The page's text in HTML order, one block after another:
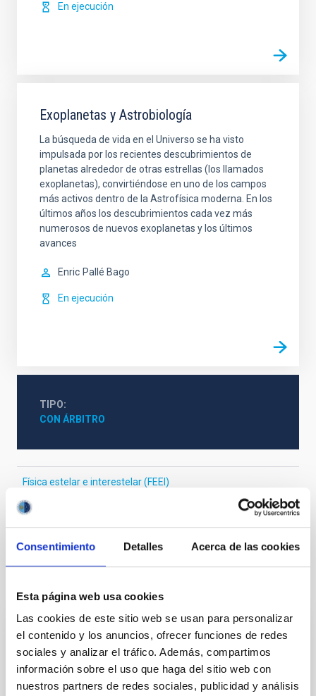
Consentimiento Detalles Acerca de las cookies
Esta página web usa cookies
Las cookies de este sitio web se usan para personalizar
el contenido y los anuncios, ofrecer funciones de redes
sociales y analizar el tráfico. Además, compartimos
información sobre el uso que haga del sitio web con
nuestros partners de redes sociales, publicidad y análisis
En ejecución
Exoplanetas y Astrobiología
La búsqueda de vida en el Universo se ha visto
impulsada por los recientes descubrimientos de
planetas alrededor de otras estrellas (los llamados
exoplanetas), convirtiéndose en uno de los campos
más activos dentro de la Astrofísica moderna. En los
últimos años los descubrimientos cada vez más
numerosos de nuevos exoplanetas y los últimos
avances
Enric Pallé Bago
En ejecución
TIPO
CON ÁRBITRO
Física estelar e interestelar (FEEI)
Sistema Solar y Sistemas Planetarios (SEYSS)
Te puede interesar
CON ÁRBITRO
Magnetic Field Alignment with Dense
Cores in the Transition between Cloud and